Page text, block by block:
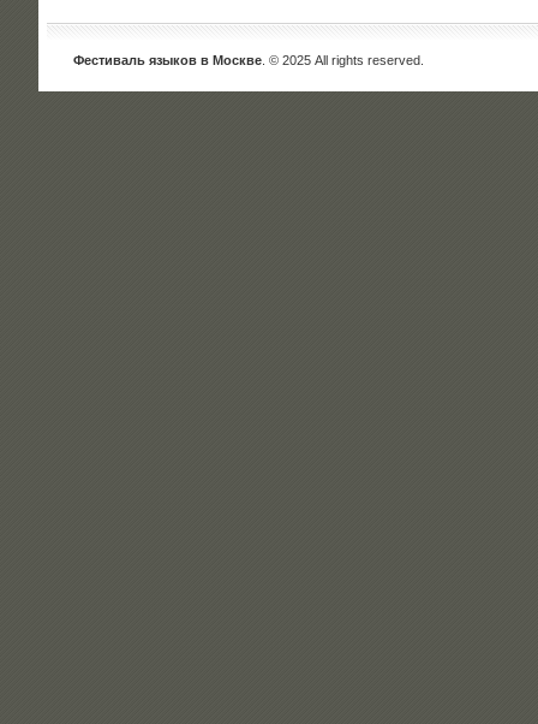
Фестиваль языков в Москве . © 2025 All rights reserved.